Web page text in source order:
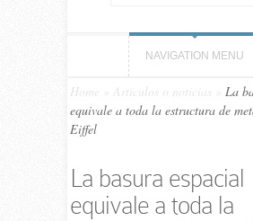
NAVIGATION MENU
Home Artículos o noticias
La
equivale a toda la estructura de
Eiffel
La basura espacial
equivale a toda la